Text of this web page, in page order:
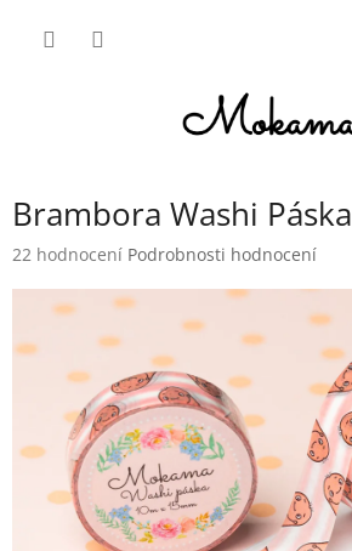
Brambora Washi Páska
Průměrné
produktu
4,8
hvězdiček.
22 hodnocení Podrobnosti hodnocení